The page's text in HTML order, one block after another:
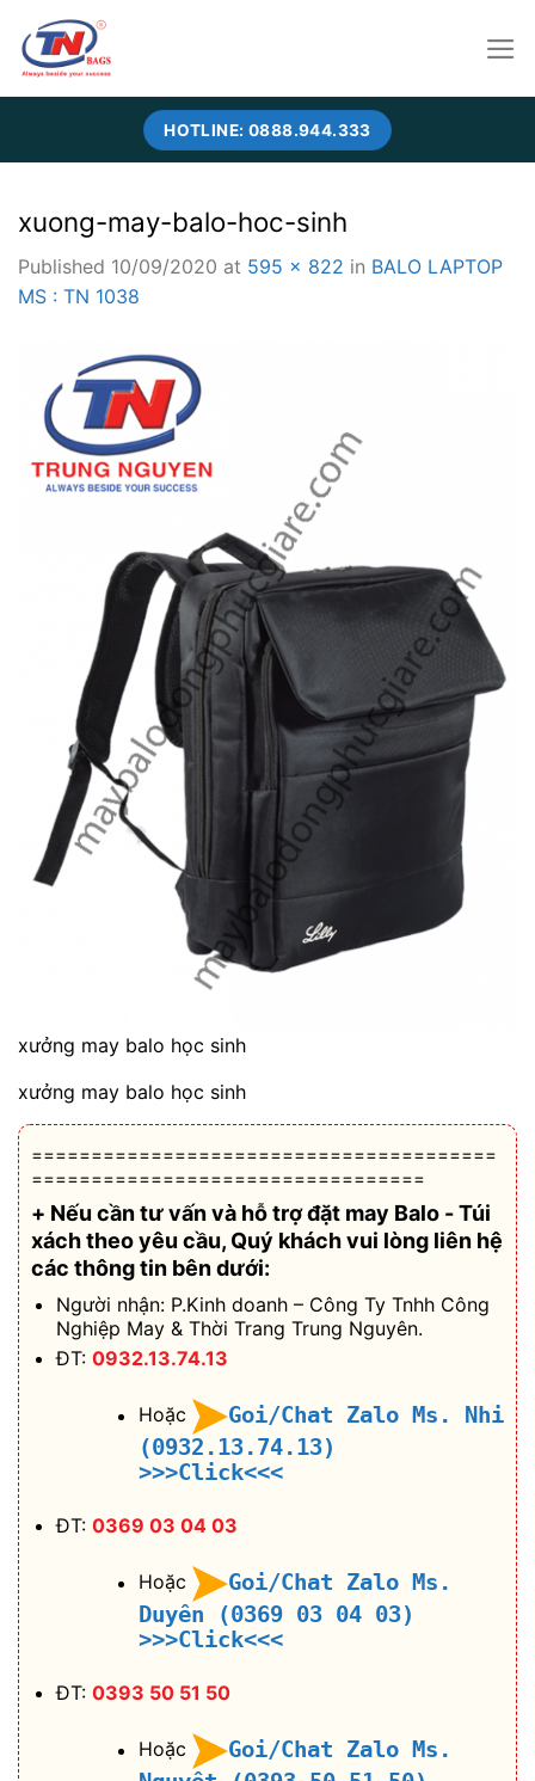
content
HOTLINE: 0888.944.333
xuong-may-balo-hoc-sinh
Published 10/09/2020 at 595 × 822 in BALO LAPTOP
MS : TN 1038
xưởng may balo học sinh
xưởng may balo học sinh
=======================================
=================================
+ Nếu cần tư vấn và hỗ trợđặt may Balo - Túi
xách theo yêu cầu, Quý khách vui lòng liên hệ
các thông tin bên dưới:
Người nhận: P.Kinh doanh – Công Ty Tnhh Công
Nghiệp May & Thời Trang Trung Nguyên.
ĐT: 0932.13.74.13
Hoặc
Goi/Chat Zalo Ms. Nhi
(0932.13.74.13)
>>>Click<<<
ĐT: 0369 03 04 03
Hoặc
Goi/Chat Zalo Ms.
Duyên (0369 03 04 03)
>>>Click<<<
ĐT: 0393 50 51 50
Hoặc
Goi/Chat Zalo Ms.